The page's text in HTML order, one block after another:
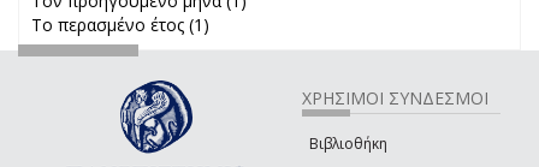
Το περασμένο έτος (1)
ΧΡΗΣΙΜΟΙ ΣΥΝΔΕΣΜΟΙ
Βιβλιοθήκη